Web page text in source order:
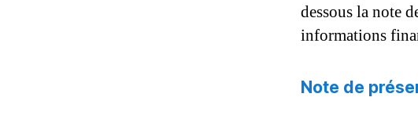
dessous la note
informations
Note de